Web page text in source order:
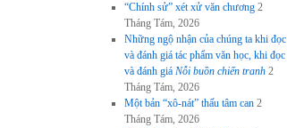
“Chính sử” xét xử văn chương 2
Tháng Tám, 2026
Những ngộ nhận của chúng ta khi đọc
và đánh giá tác phẩm văn học, khi đọc
và đánh giá Nỗi buồn chiến tranh 2
Tháng Tám, 2026
Một bản “xô-nát” thấu tâm can 2
Tháng Tám, 2026